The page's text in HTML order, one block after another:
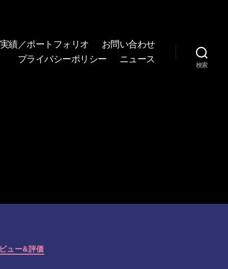
績／ポートフォリオ
お問い合わせ
プライバシーポリシー
ニュース
検索
ュー&評価